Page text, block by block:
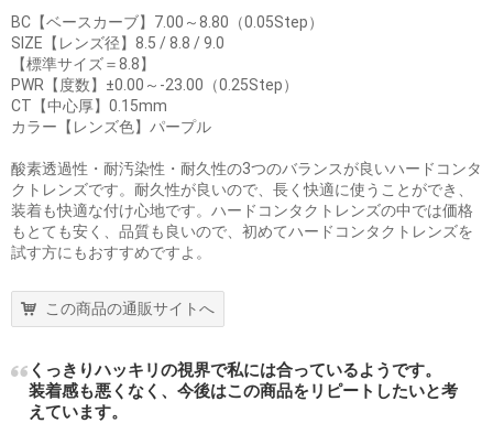
BC【ベースカーブ】7.00～8.80（0.05Step）
SIZE【レンズ径】8.5 / 8.8 / 9.0
【標準サイズ＝8.8】
PWR【度数】±0.00～-23.00（0.25Step）
CT【中心厚】0.15mm
カラー【レンズ色】パープル
酸素透過性・耐汚染性・耐久性の3つのバランスが良いハードコンタ
クトレンズです。耐久性が良いので、長く快適に使うことができ、
装着も快適な付け心地です。ハードコンタクトレンズの中では価格
もとても安く、品質も良いので、初めてハードコンタクトレンズを
試す方にもおすすめですよ。
この商品の通販サイトへ
くっきりハッキリの視界で私には合っているようです。
装着感も悪くなく、今後はこの商品をリピートしたいと考
えています。